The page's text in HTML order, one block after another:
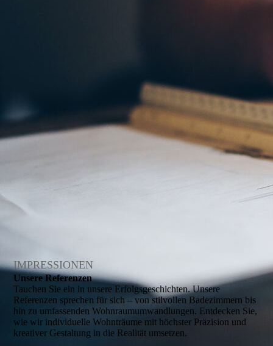
IMPRESSIONEN
Unsere Referenzen
Tauchen Sie ein in unsere Erfolgsgeschichten. Unsere
Referenzen sprechen für sich – von stilvollen Badezimmern bis
hin zu umfassenden Wohnraumumwandlungen. Entdecken Sie,
wie wir individuelle Wohnträume mit höchster Präzision und
kreativer Gestaltung in die Realität umsetzen.